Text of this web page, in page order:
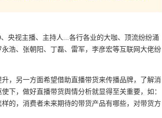
央视主播、主持人...各行各业的大咖、顶流纷纷涌
浩、张朝阳、丁磊、雷军，李彦宏等互联网大佬纷
，另一方面希望借助直播带货来传播品牌，了解消
下，做好直播带货舆情分析就显得至关重要，如：
的，消费者未来期待的带货产品有哪些，对带货方